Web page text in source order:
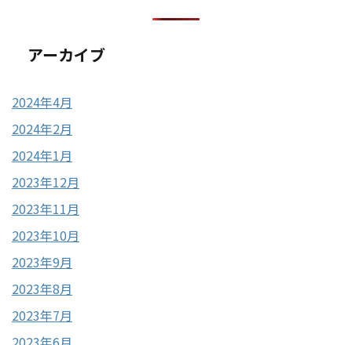
アーカイブ
2024年4月
2024年2月
2024年1月
2023年12月
2023年11月
2023年10月
2023年9月
2023年8月
2023年7月